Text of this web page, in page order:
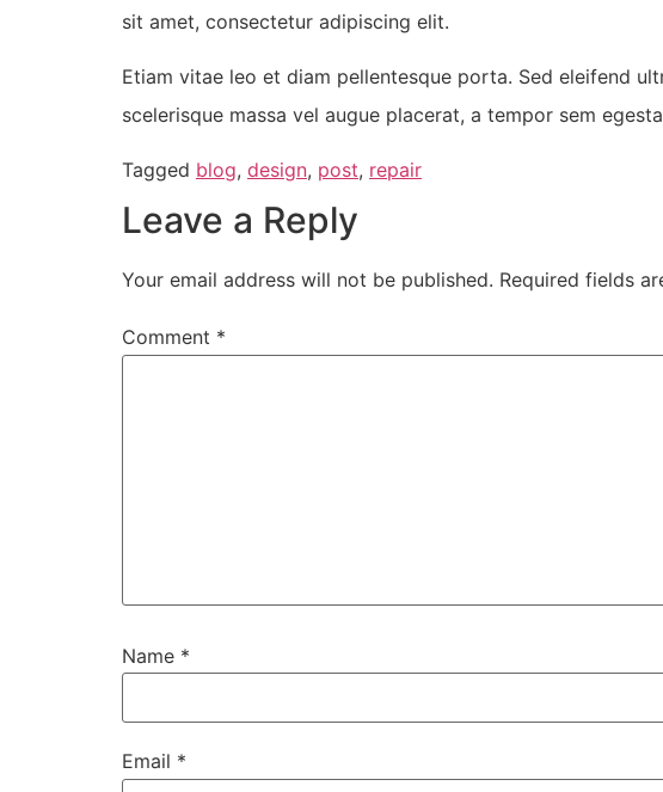
sit amet, consectetur adipiscing elit.
Etiam vitae leo et diam pellentesque porta. Sed eleifend
scelerisque massa vel augue placerat, a tempor sem
Tagged blog, design, post, repair
Leave a Reply
Your email address will not be published. Required fields
Comment *
Name *
Email *